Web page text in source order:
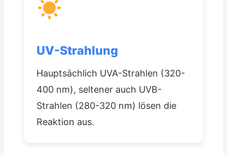
UV-Strahlung
Hauptsächlich UVA-Strahlen (320-
400 nm), seltener auch UVB-
Strahlen (280-320 nm) lösen die
Reaktion aus.